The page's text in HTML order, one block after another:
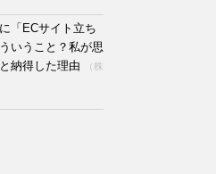
「ECサイト立ち
いうこと？私が思
納得した理由
（株